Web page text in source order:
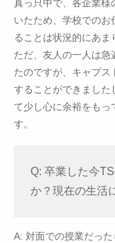
真っ只中で、各企業様
いたため、学校でのお
ることは状況的にあま
ただ、友人の一人は急
たのですが、キャプス
することができました
て少し心に余裕をもっ
す。
Q: 卒業した今
か？現在の生活
A: 対面での授業だっ